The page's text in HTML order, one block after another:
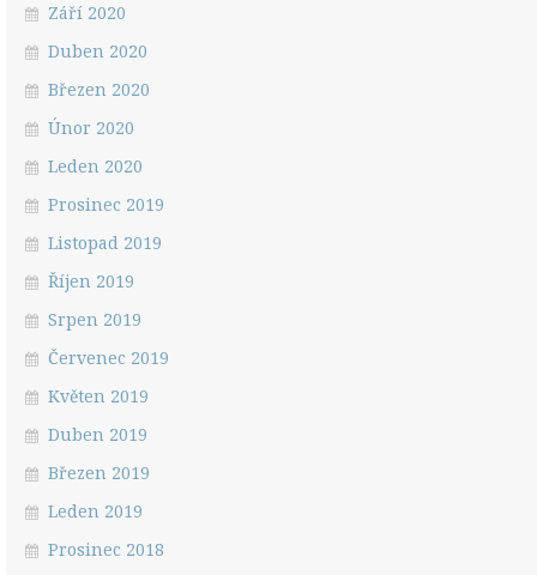
Září 2020
Duben 2020
Březen 2020
Únor 2020
Leden 2020
Prosinec 2019
Listopad 2019
Říjen 2019
Srpen 2019
Červenec 2019
Květen 2019
Duben 2019
Březen 2019
Leden 2019
Prosinec 2018